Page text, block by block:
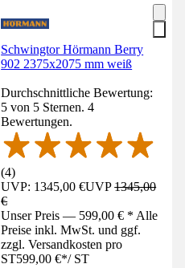
Schwingtor Hörmann Berry
902 2375x2075 mm weiß
Durchschnittliche Bewertung:
5 von 5 Sternen. 4
Bewertungen.
(4)
UVP: 1345,00 €UVP1345,00
€
Unser Preis — 599,00 € * Alle
Preise inkl. MwSt. und ggf.
zzgl. Versandkosten pro
ST599,00 €*/ ST